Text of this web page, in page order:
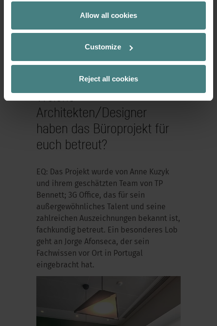
Allow all cookies
Customize
Reject all cookies
Welche
Architekten/Designer
haben das Büroprojekt für
euch betreut?
EQ: Das Projekt wurde von Anne Kuzyk
und ihrem geschätzten Team von TP
Bennett; 3G Office, das für sein
außergewöhnliches Talent und seine
zahlreichen Auszeichnungen bekannt ist,
fachkundig betreut. Ein besonderes Lob
geht an Jorge Afonseca, der sein
Fachwissen vor Ort in Portugal
eingebracht hat.